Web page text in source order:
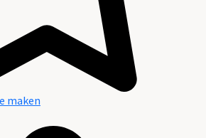
maken